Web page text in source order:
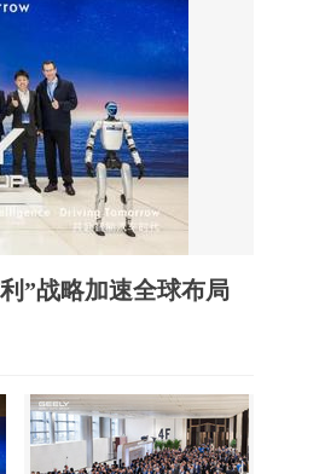
”战略加速全球布局